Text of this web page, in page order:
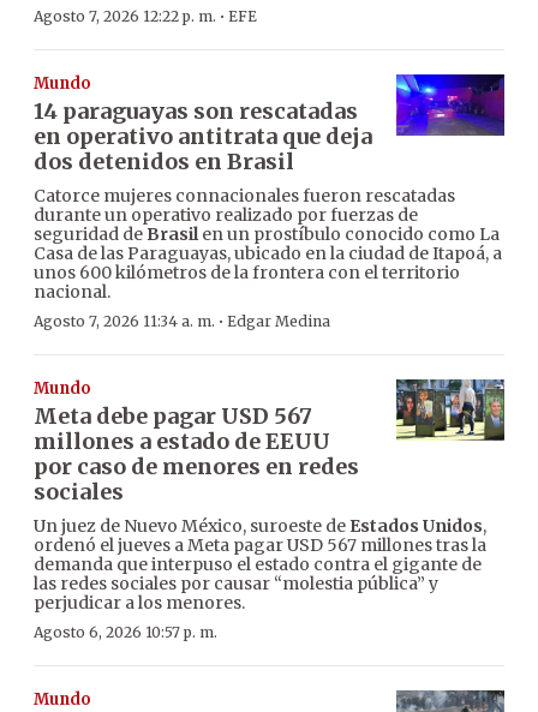
Agosto 7, 2026 12:22 p. m. · EFE
Mundo
14 paraguayas son rescatadas
en operativo antitrata que deja
dos detenidos en Brasil
Catorce mujeres connacionales fueron rescatadas
durante un operativo realizado por fuerzas de
seguridad de Brasilen un prostíbulo conocido como La
Casa de las Paraguayas, ubicado en la ciudad de Itapoá, a
unos 600 kilómetros de la frontera con el territorio
nacional.
Agosto 7, 2026 11:34 a. m. · Edgar Medina
Mundo
Meta debe pagar USD 567
millones a estado de EEUU
por caso de menores en redes
sociales
Un juez de Nuevo México, suroeste de Estados Unidos,
ordenó el jueves a Meta pagar USD 567 millones tras la
demanda que interpuso el estado contra el gigante de
las redes sociales por causar “molestia pública” y
perjudicar a los menores.
Agosto 6, 2026 10:57 p. m.
Mundo